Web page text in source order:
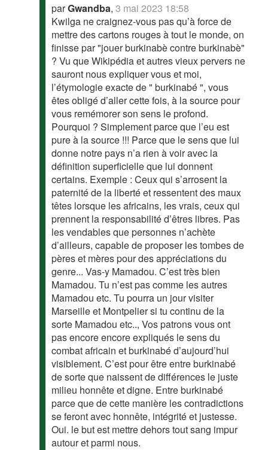
parGwandba,3 mai 2023 18:58
Kwilga ne craignez-vous pas qu’à force de
mettre des cartons rouges à tout le monde, on
finisse par "jouer burkinabè contre burkinabè"
? Vu que Wikipédia et autres vieux pervers ne
sauront nous expliquer vous et moi,
l’étymologie exacte de " burkinabé ", vous
êtes obligé d’aller cette fois, à la source pour
vous remémorer son sens le profond.
Pourquoi ? Simplement parce que l’eu est
pure à la source !!! Parce que le sens que lui
donne notre pays n’a rien à voir avec la
définition superficielle que lui donnent
certains. Exemple : Ceux qui s’arrosent la
paternité de la liberté et ressentent des maux
têtes lorsque les africains, les vrais, ceux qui
prennent la responsabilité d’êtres libres. Pas
les vendables que personnes n’achète
d’ailleurs, capable de proposer les tombes de
pères et mères pour des appréciations du
genre... Vas-y Mamadou. C’est très bien
Mamadou. Tu n’est pas comme les autres
Mamadou etc. Tu pourra un jour visiter
Marseille et Montpelier si tu continu de la
sorte Mamadou etc.., Vos patrons vous ont
pas encore encore expliqués le sens du
combat africain et burkinabé d’aujourd’hui
visiblement. C’est pour être entre burkinabé
de sorte que naissent de différences le juste
milieu honnête et digne. Entre burkinabé
parce que de cette manière les contradictions
se feront avec honnête, intégrité et justesse.
Oui. le but est mettre dehors tout sang impur
autour et parmi nous.